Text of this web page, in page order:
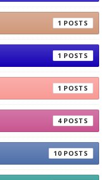
1
1
1
4
10